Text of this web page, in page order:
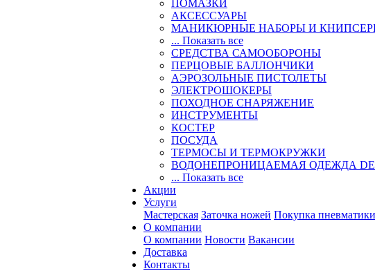
ПОМАЗКИ
АКСЕССУАРЫ
МАНИКЮРНЫЕ НАБОРЫ И
... Показать все
СРЕДСТВА САМООБОРОНЫ
ПЕРЦОВЫЕ БАЛЛОНЧИКИ
АЭРОЗОЛЬНЫЕ ПИСТОЛЕТЫ
ЭЛЕКТРОШОКЕРЫ
ПОХОДНОЕ СНАРЯЖЕНИЕ
ИНСТРУМЕНТЫ
КОСТЕР
ПОСУДА
ТЕРМОСЫ И ТЕРМОКРУЖКИ
ВОДОНЕПРОНИЦАЕМАЯ ОДЕЖДА
... Показать все
Акции
Услуги
Мастерская Заточка ножей Покупка пневматики
О компании
О компании Новости Вакансии
Доставка
Контакты